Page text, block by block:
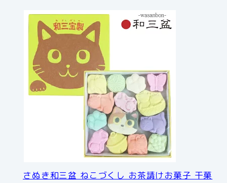
さぬき和三盆 ねこづくし お茶請けお菓子 干菓